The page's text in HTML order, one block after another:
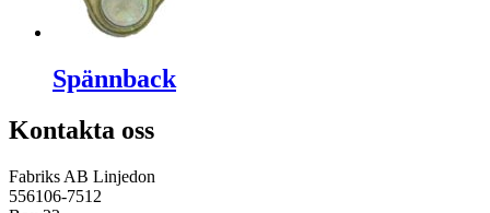
Spännback
Kontakta oss
Fabriks AB Linjedon
556106-7512